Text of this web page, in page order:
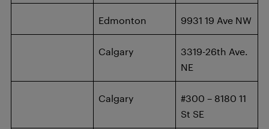
Edmonton 9931 19 Ave NW
Calgary
3319-26th Ave.
NE
Calgary
#300 – 8180 11
St SE